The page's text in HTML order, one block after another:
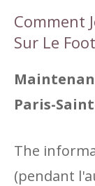
Comment
Sur Le
Paris-
The
(pendant